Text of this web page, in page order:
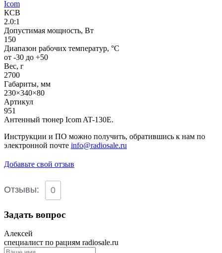
Icom
КСВ
2.0:1
Допустимая мощность, Вт
150
Диапазон рабочих температур, °С
от -30 до +50
Вес, г
2700
Габариты, мм
230×340×80
Артикул
951
Антенный тюнер Icom AT-130E.
Инструкции и ПО можно получить, обратившись к нам по
электронной почте info@radiosale.ru
Добавьте свой отзыв
Отзывы: 0
Задать вопрос
Алексей
специалист по рациям radiosale.ru